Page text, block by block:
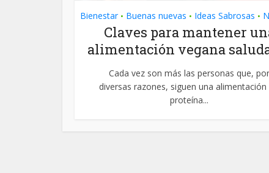
Bienestar • Buenas nuevas • Ideas Sabrosas •
Claves para mantener
alimentación vegana
Cada vez son más las personas que, por
diversas razones, siguen una alimentación
proteína...